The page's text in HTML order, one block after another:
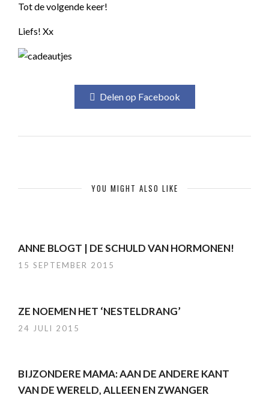
Tot de volgende keer!
Liefs! Xx
Delen op Facebook
YOU MIGHT ALSO LIKE
ANNE BLOGT | DE SCHULD VAN HORMONEN!
15 SEPTEMBER 2015
ZE NOEMEN HET ‘NESTELDRANG’
24 JULI 2015
BIJZONDERE MAMA: AAN DE ANDERE KANT
VAN DE WERELD, ALLEEN EN ZWANGER